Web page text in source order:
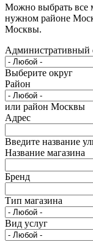
Можно выбрать все
нужном районе
Москвы.
Административный
Выберите округ
Район
или район Москвы
Адрес
Введите название
Название магазина
Бренд
Тип магазина
Вид услуг